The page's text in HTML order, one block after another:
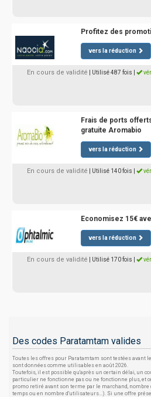
Profitez des
vers la réduction
En cours de validité | Utilisé 487 fois
Frais de ports
gratuite Aromabio
vers la réduction
En cours de validité | Utilisé 140 fois
Economisez 15€
vers la réduction
En cours de validité | Utilisé 170 fois
Des codes Paratamtam valides
Toutes les offres pour Paratamtam sont testées avant
sont données comme utilisables en août 2026.
Toutefois, il est possible qu'après un certain délai, un
particulier ne fonctionne pas ou ne fonctionne plus, et
promo retiré avant son terme par le marchand,
temps ou en nombre d'utilisateurs...). Si une offre